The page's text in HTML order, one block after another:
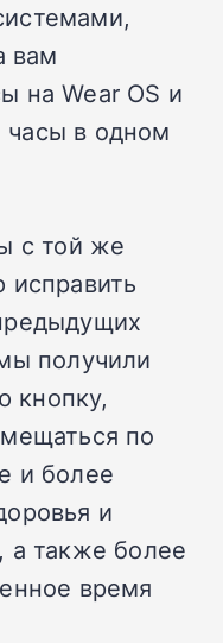
вам
на Wear OS и
в одном
с той же
получили
кнопку,
по
и более
и
а также более
время